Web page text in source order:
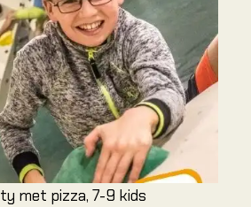
Alles
Alles
Alles
met pizza, 7-9 kids